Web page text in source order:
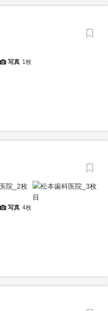
写真 1枚
写真 4枚